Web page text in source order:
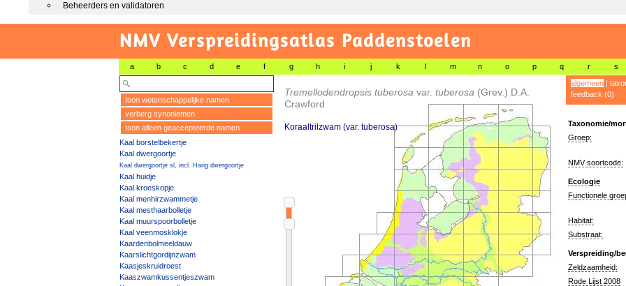
Beheerders en validatoren
NMV Verspreidingsatlas Paddenstoelen
a b c d e f g h i j k l m n o p q r s
toon wetenschappelijke namen
verberg synoniemen
toon alleen geaccepteerde namen
Kaal borstelbekertje
Kaal dwergoortje
Kaal dwergoortje sl, incl. Harig dwergoortje
Kaal huidje
Kaal kroeskopje
Kaal menhirzwammetje
Kaal mesthaarbolletje
Kaal muurspoorbolletje
Kaal veenmosklokje
Kaardenbolmeeldauw
Kaarslichtgordijnzwam
Kaasjeskruidroest
Kaaszwamkussentjeszwam
Tremellodendropsis tuberosa var. tuberosa (Grev.) D.A.
Crawford
Koraaltrilzwam (var. tuberosa)
algemeen|
feedback (0)
Taxonomie/
Groep:
NMV soortcode:
Ecologie
Functionele
Habitat:
Substraat:
Verspreiding/
Zeldzaamheid:
Rode Lijst 2008